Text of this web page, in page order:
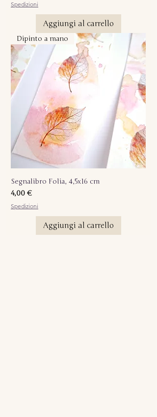
Spedizioni
Aggiungi al carrello
Dipinto a mano
Segnalibro Folia, 4,5x16 cm
Prezzo
4,00 €
Spedizioni
Aggiungi al carrello